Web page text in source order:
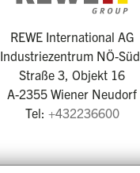
REWE International AG
Industriezentrum NÖ-Süd,
Straße 3, Objekt 16
A-2355 Wiener Neudorf
Tel: +432236600